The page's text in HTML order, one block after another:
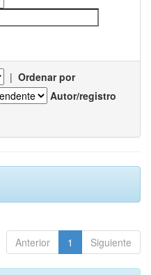
| Ordenar por
Autor/registro
Anterior 1 Siguiente